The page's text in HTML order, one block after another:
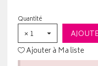
Quantité
× 1
Ajouter à Ma liste